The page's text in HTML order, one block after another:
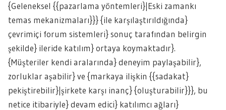
{Geleneksel {{pazarlama yöntemleri}|Eski zamankı
temas mekanizmaları}}} {ile karşılaştırıldığında}
çevrimiçi forum sistemleri} sonuç tarafından belirgin
şekilde} ileride katılım} ortaya koymaktadır}.
{Müşteriler kendi aralarında} deneyim paylaşabilir},
zorluklar aşabilir} ve {markaya ilişkin {{sadakat}
pekiştirebilir}|şirkete karşı inanç} {oluşturabilir}}}, bu
netice itibariyle} devam edici} katılımcı ağları}